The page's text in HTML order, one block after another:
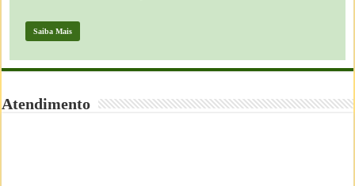
Saiba Mais
Atendimento